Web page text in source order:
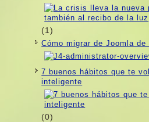
(1)
Cómo migrar de Joomla
7 buenos hábitos que te
inteligente
(0)